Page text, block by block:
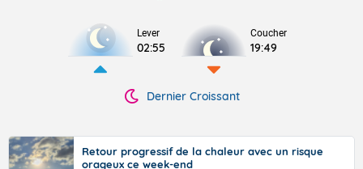
Lever
02:55
Coucher
19:49
Dernier Croissant
Retour progressif de la chaleur avec un risque
orageux ce week-end